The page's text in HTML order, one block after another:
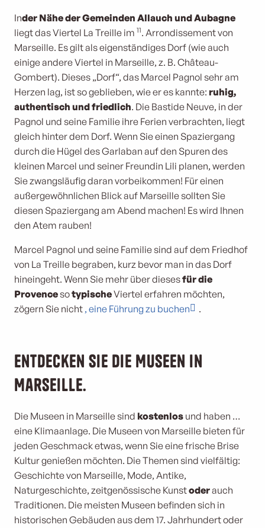
Inder Nähe der Gemeinden Allauch und Aubagne
liegt das Viertel La Treille im 11. Arrondissement von
Marseille. Es gilt als eigenständiges Dorf (wie auch
einige andere Viertel in Marseille, z. B. Château-
Gombert). Dieses „Dorf“, das Marcel Pagnol sehr am
Herzen lag, ist so geblieben, wie er es kannte: ruhig,
authentisch und friedlich. Die Bastide Neuve, in der
Pagnol und seine Familie ihre Ferien verbrachten, liegt
gleich hinter dem Dorf. Wenn Sie einen Spaziergang
durch die Hügel des Garlaban auf den Spuren des
kleinen Marcel und seiner Freundin Lili planen, werden
Sie zwangsläufig daran vorbeikommen! Für einen
außergewöhnlichen Blick auf Marseille sollten Sie
diesen Spaziergang am Abend machen! Es wird Ihnen
den Atem rauben!
Marcel Pagnol und seine Familie sind auf dem Friedhof
von La Treille begraben, kurz bevor man in das Dorf
hineingeht. Wenn Sie mehr über diesesfür die
ProvencesotypischeViertel erfahren möchten,
zögern Sie nicht , eine Führung zu buchen .
Entdecken Sie die Museen in
Marseille.
Die Museen in Marseille sind kostenlos und haben …
eine Klimaanlage. Die Museen von Marseille bieten für
jeden Geschmack etwas, wenn Sie eine frische Brise
Kultur genießen möchten. Die Themen sind vielfältig:
Geschichte von Marseille, Mode, Antike,
Naturgeschichte, zeitgenössische Kunstoderauch
Traditionen. Die meisten Museen befinden sich in
historischen Gebäuden aus dem 17. Jahrhundert oder